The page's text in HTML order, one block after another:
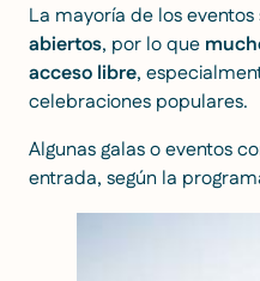
La mayoría de los
abiertos, por lo que
acceso libre,
celebraciones populares.
Algunas galas o eventos
entrada, según la